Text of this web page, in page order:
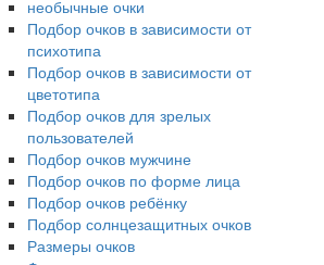
необычные очки
Подбор очков в зависимости от
психотипа
Подбор очков в зависимости от
цветотипа
Подбор очков для зрелых
пользователей
Подбор очков мужчине
Подбор очков по форме лица
Подбор очков ребёнку
Подбор солнцезащитных очков
Размеры очков